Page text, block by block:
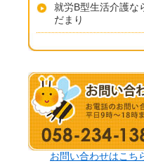
就労B型生活介護な
だまり
お問い合わせはこち